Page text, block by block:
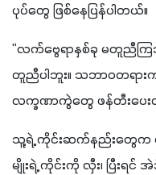
ပုပ်တွေ ဖြစ်နေပြန်ပါတယ်။
"လက်ဗွေရာနှစ်ခု မတူညီကြ
တူညီပါဘူး။ သဘာဝတရာ
လက္ခဏာကွဲတွေ ဖန်တီးပေး
သူ့ရဲ့ ကိုင်းဆက်နည်းတွေက ရှု
မျိုးရဲ့ ကိုင်းကို လှီး၊ ပြီးရင်